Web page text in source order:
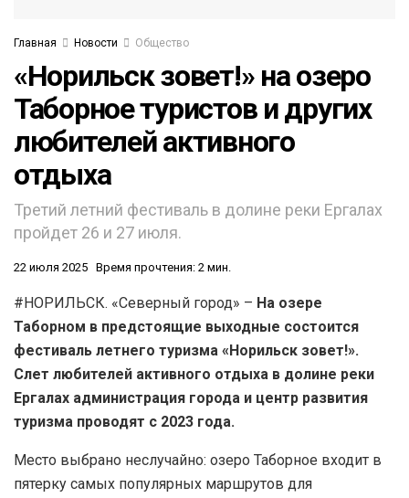
Главная Новости Общество
«Норильск зовет!» на озеро
Таборное туристов и других
любителей активного
отдыха
Третий летний фестиваль в долине реки Ергалах
пройдет 26 и 27 июля.
22 июля 2025 Время прочтения: 2 мин.
#НОРИЛЬСК. «Северный город» – На озере
Таборном в предстоящие выходные состоится
фестиваль летнего туризма «Норильск зовет!».
Слет любителей активного отдыха в долине реки
Ергалах администрация города и центр развития
туризма проводят с 2023 года.
Место выбрано неслучайно: озеро Таборное входит в
пятерку самых популярных маршрутов для